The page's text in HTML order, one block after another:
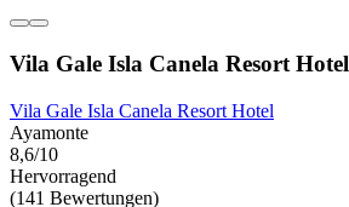
Vila Gale Isla Canela Resort Hotel
Vila Gale Isla Canela Resort Hotel
Ayamonte
8,6/10
Hervorragend
(141 Bewertungen)